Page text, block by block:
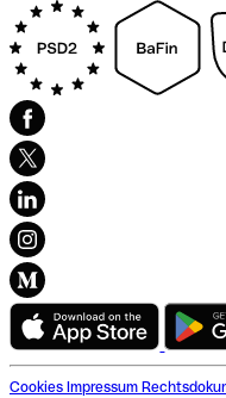
Cookies Impressum